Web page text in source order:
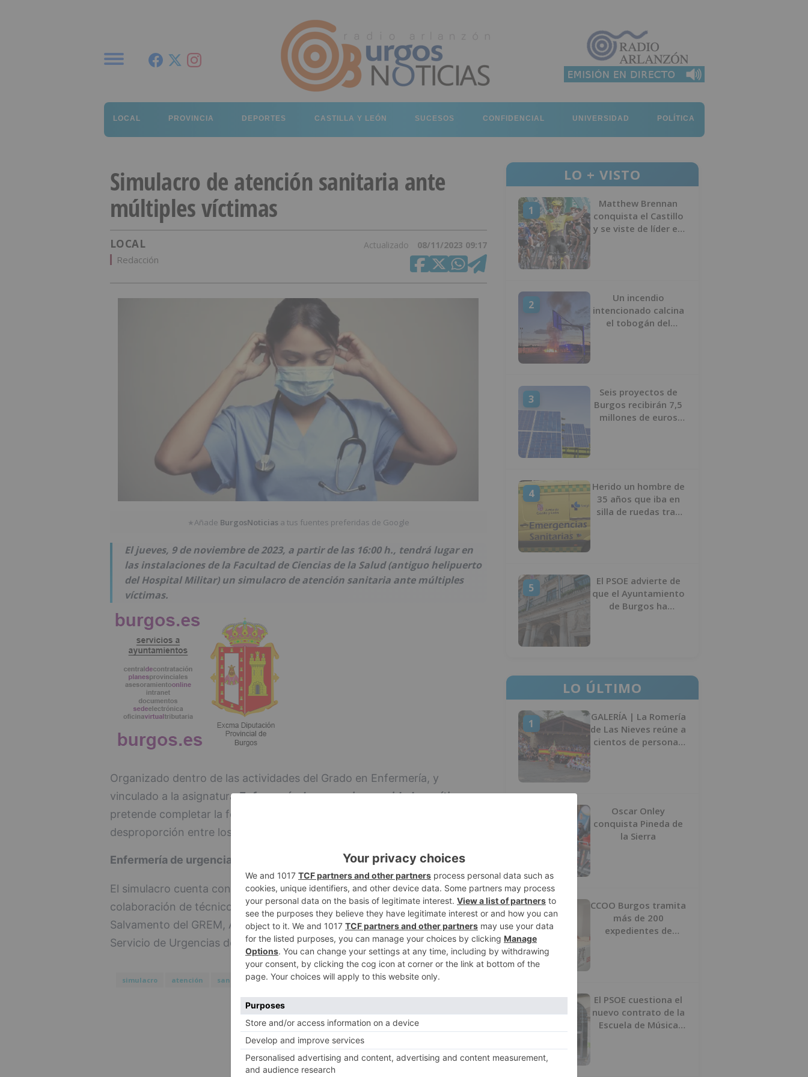
LOCAL PROVINCIA DEPORTES CASTILLA Y LEÓN SUCESOS CONFIDENCIAL UNIVERSIDAD POLÍTICA
Simulacro de atención sanitaria ante
múltiples víctimas
LOCAL Actualizado 08/11/2023 09:17
Redacción
★Añade BurgosNoticias a tus fuentes preferidas de Google
El jueves, 9 de noviembre de 2023, a partir de las 16:00 h., tendrá lugar en
las instalaciones de la Facultad de Ciencias de la Salud (antiguo helipuerto
del Hospital Militar) un simulacro de atención sanitaria ante múltiples
víctimas.
Organizado dentro de las actividades del Grado en Enfermería, y
vinculado a la asignaturaEnfermería de urgencias y cuidados críticos,
pretende completar la formación de los estudiantes ante situaciones de
desproporción entre los recursos sanitarios y el número de víctimas.
Enfermería de urgencias y cuidados críticos
El simulacro cuenta con la participación del alumnado de tercer curso, la
colaboración de técnicos de emergencias, la Unidad Canina de
Salvamento del GREM, Ambulancias Rodrigo, médicos y enfermeras del
Servicio de Urgencias del HUBU y profesorado del Grado en Enfermería.
simulacro atención sanitaria múltiples víctimas
LO + VISTO
1
Matthew Brennan
conquista el Castillo
y se viste de líder en
2
Un incendio
intencionado calcina
el tobogán del
3
Seis proyectos de
Burgos recibirán 7,5
millones de euros
4
Herido un hombre de
35 años que iba en
silla de ruedas tras
5
El PSOE advierte de
que el Ayuntamiento
de Burgos ha
LO ÚLTIMO
1
GALERÍA | La Romería
de Las Nieves reúne a
cientos de personas
Oscar Onley
conquista Pineda de
la Sierra
3
CCOO Burgos tramita
más de 200
expedientes de
El PSOE cuestiona el
nuevo contrato de la
Escuela de Música